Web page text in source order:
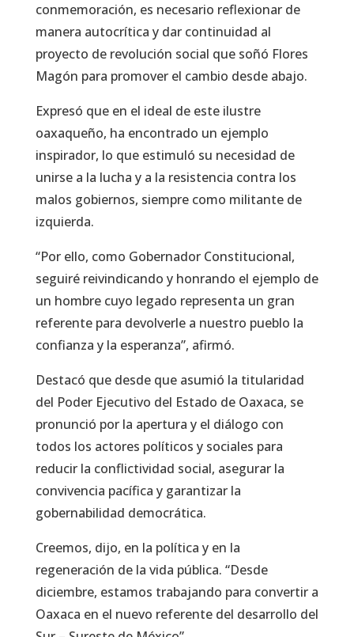
conmemoración, es necesario reflexionar de
manera autocrítica y dar continuidad al
proyecto de revolución social que soñó Flores
Magón para promover el cambio desde abajo.
Expresó que en el ideal de este ilustre
oaxaqueño, ha encontrado un ejemplo
inspirador, lo que estimuló su necesidad de
unirse a la lucha y a la resistencia contra los
malos gobiernos, siempre como militante de
izquierda.
“Por ello, como Gobernador Constitucional,
seguiré reivindicando y honrando el ejemplo de
un hombre cuyo legado representa un gran
referente para devolverle a nuestro pueblo la
confianza y la esperanza”, afirmó.
Destacó que desde que asumió la titularidad
del Poder Ejecutivo del Estado de Oaxaca, se
pronunció por la apertura y el diálogo con
todos los actores políticos y sociales para
reducir la conflictividad social, asegurar la
convivencia pacífica y garantizar la
gobernabilidad democrática.
Creemos, dijo, en la política y en la
regeneración de la vida pública. “Desde
diciembre, estamos trabajando para convertir a
Oaxaca en el nuevo referente del desarrollo del